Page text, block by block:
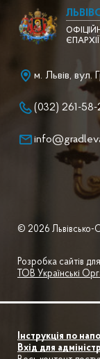
м. Львів, вул.
(032) 261-58-
© 2026 Львівсько-
Розробка сайтів
ТОВ Українські
Інструкція по
Вхід для